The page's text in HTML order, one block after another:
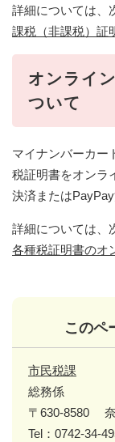
詳細については、
課税（非課税）証
オンライ
ついて
マイナンバーカー
税証明書をオンラ
決済または
詳細については、
各種税証明書のオ
このペ
市民税課
総務係
〒630-8580
Tel：0742-34-